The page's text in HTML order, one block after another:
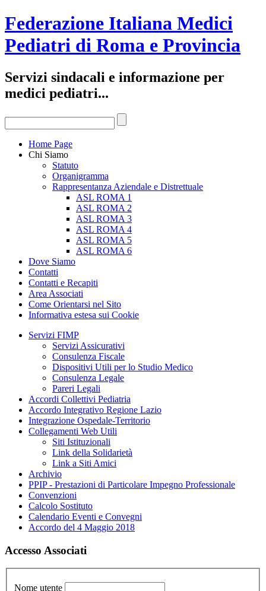
Federazione Italiana Medici
Pediatri di Roma e Provincia
Servizi sindacali e informazione per
medici pediatri...
Home Page
Chi Siamo
Statuto
Organigramma
Rappresentanza Aziendale e Distrettuale
ASL ROMA 1
ASL ROMA 2
ASL ROMA 3
ASL ROMA 4
ASL ROMA 5
ASL ROMA 6
Dove Siamo
Contatti
Contatti e Recapiti
Area Associati
Come Orientarsi nel Sito
Informativa estesa sui Cookie
Servizi FIMP
Servizi Assicurativi
Consulenza Fiscale
Dispositivi Utili per lo Studio Medico
Consulenza Legale
Pareri Legali
Accordi Collettivi Pediatria
Accordo Integrativo Regione Lazio
Integrazione Ospedale-Territorio
Collegamenti Web Utili
Siti Istituzionali
Link della Solidarietà
Link a Siti Amici
Archivio
PPIP - Prestazioni di Particolare Impegno Professionale
Convenzioni
Calcolo Sostituto
Calendario Eventi e Convegni
Accordo del 4 Maggio 2018
Accesso Associati
Nome utente